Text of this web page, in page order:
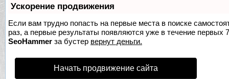
Ускорение продвижения
Если вам трудно попасть на первые места в поиске
раз, а первые результаты появляются уже в течение первых
SeoHammer за бустер вернут деньги.
Начать продвижение сайта